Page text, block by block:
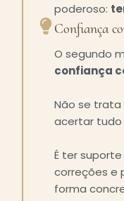
poderoso:
Confiança
O segundo
confiança
Não se
acertar tudo
É ter
correções e
forma